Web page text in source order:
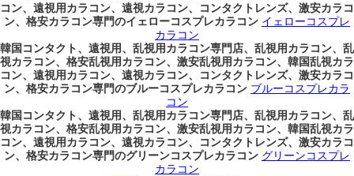
コン、遠視用カラコン、遠視カラコン、コンタクトレンズ、激安カラコ
ン、格安カラコン専門のイェローコスプレカラコン イェローコスプレ
カラコン
韓国コンタクト、遠視用、乱視用カラコン専門店、乱視用カラコン、乱
視カラコン、格安乱視用カラコン、激安乱視用カラコン、韓国乱視カラ
コン、遠視用カラコン、遠視カラコン、コンタクトレンズ、激安カラコ
ン、格安カラコン専門のブルーコスプレカラコン ブルーコスプレカラ
コン
韓国コンタクト、遠視用、乱視用カラコン専門店、乱視用カラコン、乱
視カラコン、格安乱視用カラコン、激安乱視用カラコン、韓国乱視カラ
コン、遠視用カラコン、遠視カラコン、コンタクトレンズ、激安カラコ
ン、格安カラコン専門のグリーンコスプレカラコン グリーンコスプレ
カラコン